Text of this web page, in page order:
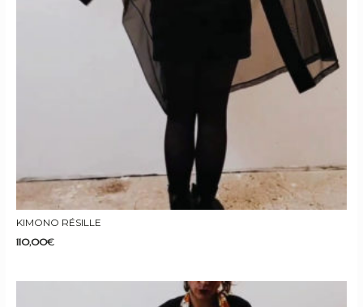
KIMONO RÉSILLE
110,00€